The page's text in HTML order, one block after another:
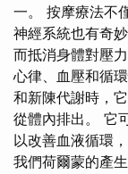
一。 按摩療法不
神經系統也有奇
而抵消身體對壓
心律、血壓和循
和新陳代謝時，
從體內排出。 它
以改善血液循環
我們荷爾蒙的產